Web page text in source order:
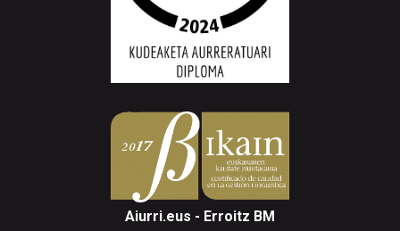
Aiurri.eus - Erroitz BM